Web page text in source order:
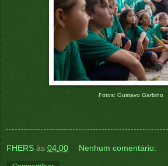
Fotos: Gustavo Garbino
FHERS às 04:00 Nenhum comentário: